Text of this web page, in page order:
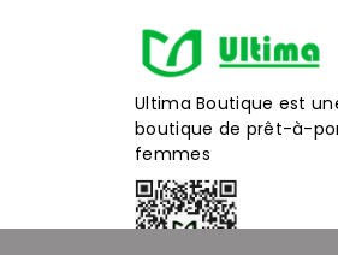
Ultima Boutique est
boutique de prêt-à-
femmes